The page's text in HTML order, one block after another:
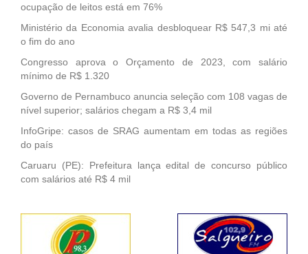
ocupação de leitos está em 76%
Ministério da Economia avalia desbloquear R$ 547,3 mi até
o fim do ano
Congresso aprova o Orçamento de 2023, com salário
mínimo de R$ 1.320
Governo de Pernambuco anuncia seleção com 108 vagas de
nível superior; salários chegam a R$ 3,4 mil
InfoGripe: casos de SRAG aumentam em todas as regiões
do país
Caruaru (PE): Prefeitura lança edital de concurso público
com salários até R$ 4 mil